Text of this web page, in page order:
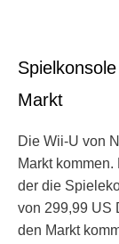
Markt
Die Wii-U von
Markt
der die
von 299,99 US
den Markt